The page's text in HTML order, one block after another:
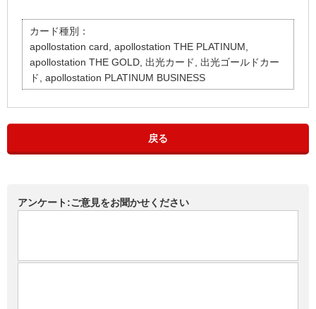
カード種別：
apollostation card, apollostation THE PLATINUM,
apollostation THE GOLD, 出光カード, 出光ゴールドカー
ド, apollostation PLATINUM BUSINESS
戻る
アンケート:ご意見をお聞かせください